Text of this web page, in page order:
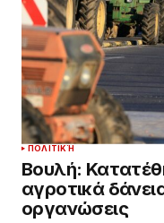
ΠΟΛΙΤΙΚΉ
Βουλή:
αγροτικά
οργανώσεις